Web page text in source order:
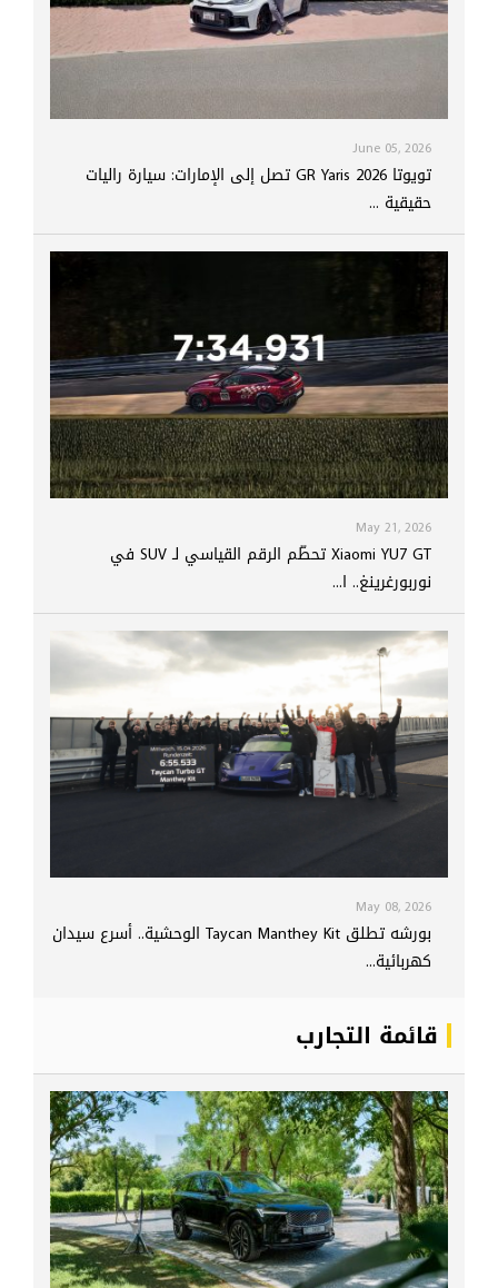
June 05, 2026
تويوتا GR Yaris 2026 تصل إلى الإمارات: سيارة راليات
حقيقية ...
May 21, 2026
Xiaomi YU7 GT تحطّم الرقم القياسي لـ SUV في
نوربورغرينغ.. ا...
May 08, 2026
بورشه تطلق Taycan Manthey Kit الوحشية.. أسرع سيدان
كهربائية...
قائمة التجارب